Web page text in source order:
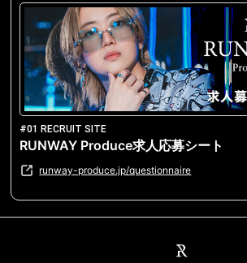
#01 RECRUIT SITE
RUNWAY Produce求人応募シート
runway-produce.jp/questionnaire